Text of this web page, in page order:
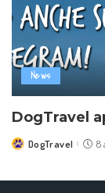
News
DogTravel
PostedDogTravel 8